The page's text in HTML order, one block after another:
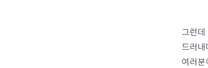
그런데
드러내
여러분